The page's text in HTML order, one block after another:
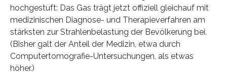
hochgestuft: Das Gas trägt jetzt offiziell gleichauf mit
medizinischen Diagnose- und Therapieverfahren am
stärksten zur Strahlenbelastung der Bevölkerung bei.
(Bisher galt der Anteil der Medizin, etwa durch
Computertomografie-Untersuchungen, als etwas
höher.)